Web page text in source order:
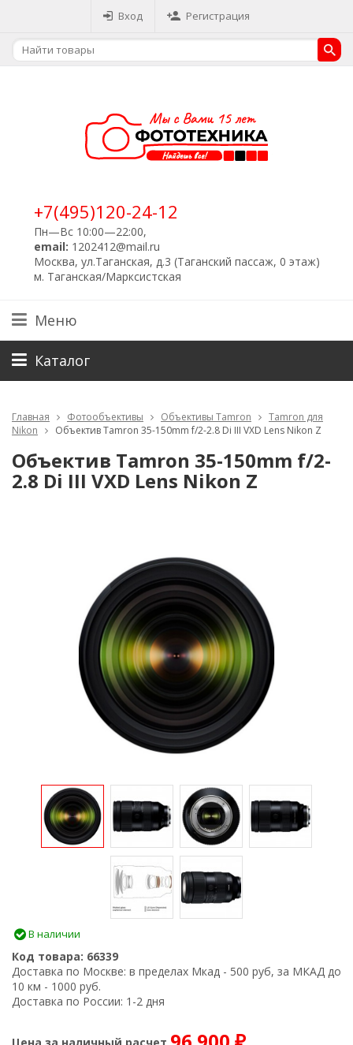
Вход Регистрация
+7(495)120-24-12
Пн—Вс 10:00—22:00,
email: 1202412@mail.ru
Москва, ул.Таганская, д.3 (Таганский пассаж, 0 этаж)
м. Таганская/Марксистская
Меню
Каталог
Главная Фотообъективы Объективы Tamron
Tamron для
Nikon
Объектив Tamron 35-150mm f/2-2.8 Di III VXD Lens Nikon Z
Объектив Tamron 35-150mm f/2-
2.8 Di III VXD Lens Nikon Z
В наличии
Код товара: 66339
Доставка по Москве: в пределах Мкад - 500 руб, за МКАД до
10 км - 1000 руб.
Доставка по России: 1-2 дня
₽